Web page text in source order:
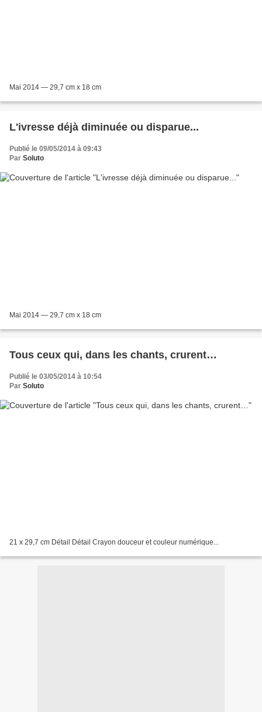
Mai 2014 — 29,7 cm x 18 cm
L'ivresse déjà diminuée ou disparue...
Publié le 09/05/2014 à 09:43
Par Soluto
Mai 2014 — 29,7 cm x 18 cm
Tous ceux qui, dans les chants, crurent…
Publié le 03/05/2014 à 10:54
Par Soluto
21 x 29,7 cm Détail Détail Crayon douceur et couleur numérique...